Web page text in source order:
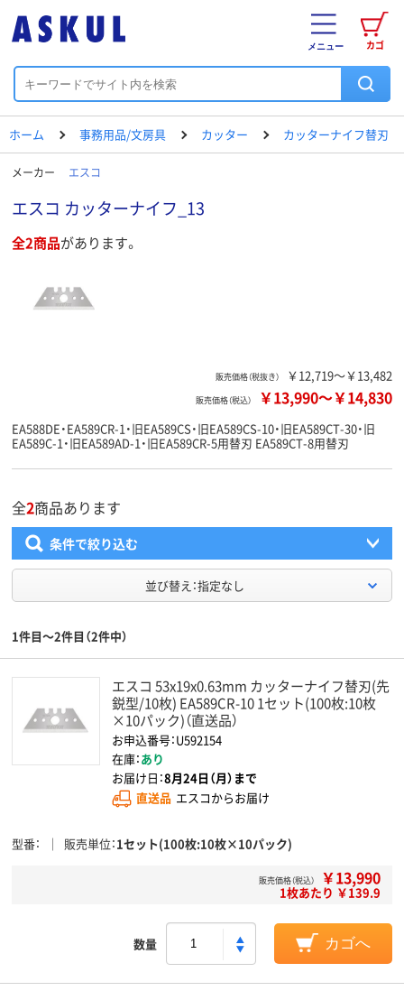
カゴ
メニュー
ホーム 事務用品/文房具 カッター カッターナイフ替刃
メーカー エスコ
エスコ カッターナイフ_13
全2商品があります。
販売価格（税抜き） ￥12,719～￥13,482
販売価格（税込） ￥13,990～￥14,830
EA588DE・EA589CR-1・旧EA589CS・旧EA589CS-10・旧EA589CT-30・旧
EA589C-1・旧EA589AD-1・旧EA589CR-5用替刃 EA589CT-8用替刃
全2商品あります
条件で絞り込む
並び替え：指定なし
1件目～2件目（2件中）
エスコ 53x19x0.63mm カッターナイフ替刃(先
鋭型/10枚) EA589CR-10 1セット(100枚:10枚
×10パック)（直送品）
お申込番号：U592154
在庫：あり
お届け日：8月24日（月）まで
直送品 エスコからお届け
型番 販売単位 1セット(100枚:10枚×10パック)
販売価格（税込） ￥13,990
1枚あたり ￥139.9
数量 カゴへ